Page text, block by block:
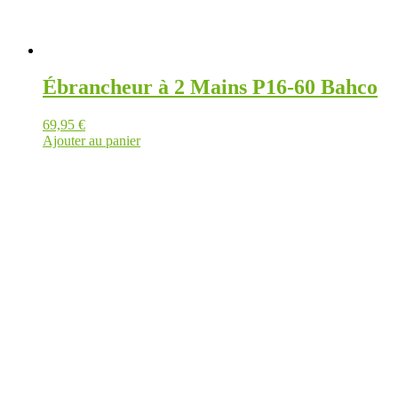
Ébrancheur à 2 Mains P16-60 Bahco
69,95 €
Ajouter au panier